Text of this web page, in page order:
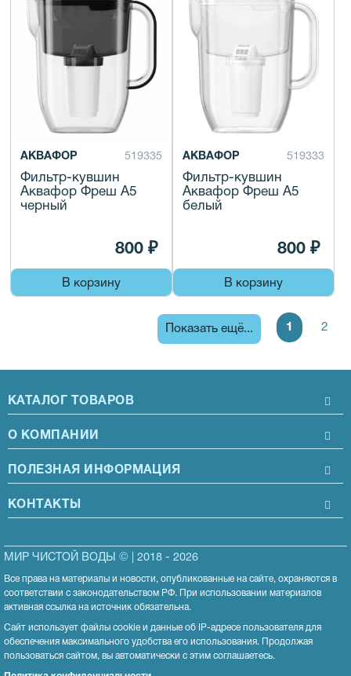
АКВАФОР 519335
Фильтр-кувшин
Аквафор Фреш А5
черный
800 ₽
В корзину
АКВАФОР 519333
Фильтр-кувшин
Аквафор Фреш А5
белый
800 ₽
В корзину
Показать ещё... 1 2
КАТАЛОГ ТОВАРОВ
О КОМПАНИИ
ПОЛЕЗНАЯ ИНФОРМАЦИЯ
КОНТАКТЫ
МИР ЧИСТОЙ ВОДЫ © | 2018 - 2026
Все права на материалы и новости, опубликованные на сайте, охраняются в
соответствии с законодательством РФ. При использовании материалов
активная ссылка на источник обязательна.
Сайт использует файлы cookie и данные об IP-адресе пользователя для
обеспечения максимального удобства его использования. Продолжая
пользоваться сайтом, вы автоматически с этим соглашаетесь.